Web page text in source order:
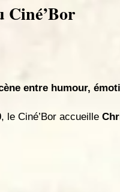
Ciné’Bor
entre humour,
, le Ciné’Bor accueille